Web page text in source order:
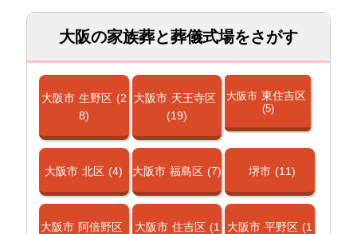
大阪の家族葬と葬儀式場をさがす
大阪市 生野区 (2
8)
大阪市 天王寺区
(19)
大阪市 東住吉区
(5)
大阪市 北区 (4) 大阪市 福島区 (7) 堺市 (11)
大阪市 阿倍野区
大阪市 住吉区 (1
大阪市 平野区 (1